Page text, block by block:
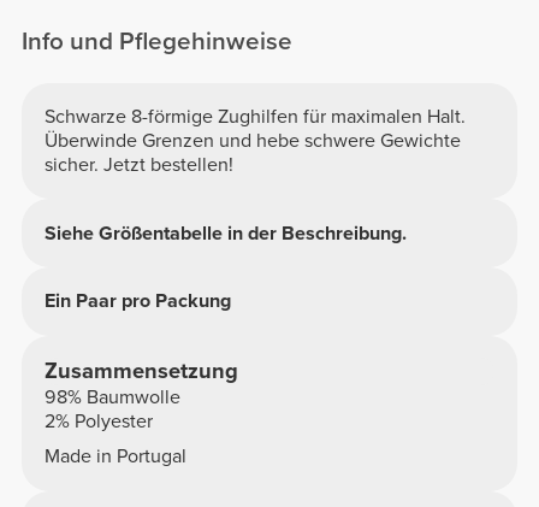
Info und Pflegehinweise
Schwarze 8-förmige Zughilfen für maximalen Halt.
Überwinde Grenzen und hebe schwere Gewichte
sicher. Jetzt bestellen!
Siehe Größentabelle in der Beschreibung.
Ein Paar pro Packung
Zusammensetzung
98% Baumwolle
2% Polyester
Made in Portugal